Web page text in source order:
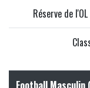
Réserve de l'OL
Football Masculin